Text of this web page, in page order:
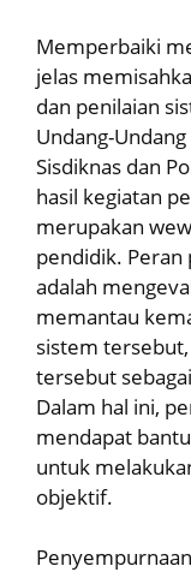
Memperbaiki
jelas
dan penilaian
Undang-
Sisdiknas dan
hasil kegiatan
merupakan
pendidik.
adalah
memantau
sistem
tersebut
Dalam hal ini,
mendapat
untuk
objektif.